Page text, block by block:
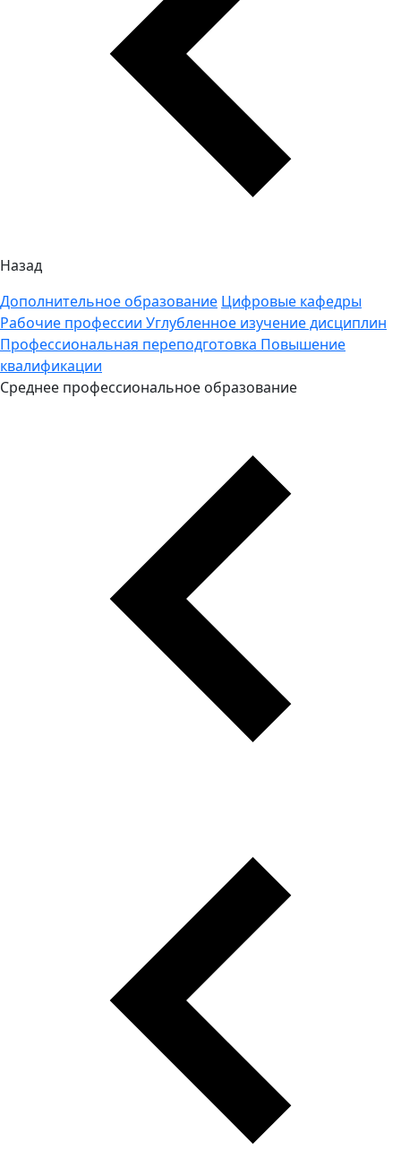
Назад
Дополнительное образование Цифровые кафедры
Рабочие профессии Углубленное изучение дисциплин
Профессиональная переподготовка Повышение
квалификации
Среднее профессиональное образование